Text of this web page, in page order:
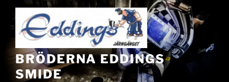
Hoppa
innehåll
BRÖDERNA EDDINGS
SMIDE